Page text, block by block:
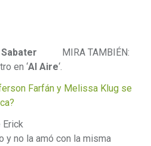
en ‘Al Aire‘.
MIRA TAMBIÉN:
Farfán y Melissa Klug se
Erick
y no la amó con la misma